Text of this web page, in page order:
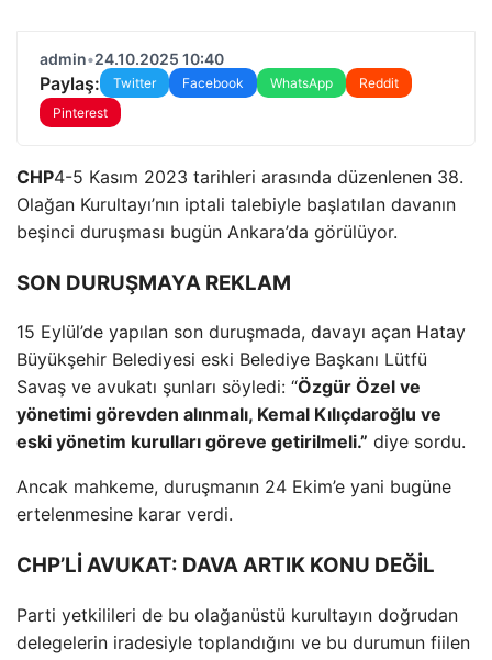
admin•24.10.2025 10:40
Paylaş: Twitter Facebook WhatsApp
Reddit
Pinterest
CHP4-5 Kasım 2023 tarihleri ​​arasında düzenlenen 38.
Olağan Kurultayı’nın iptali talebiyle başlatılan davanın
beşinci duruşması bugün Ankara’da görülüyor.
SON DURUŞMAYA REKLAM
15 Eylül’de yapılan son duruşmada, davayı açan Hatay
Büyükşehir Belediyesi eski Belediye Başkanı Lütfü
Savaş ve avukatı şunları söyledi: “Özgür Özel ve
yönetimi görevden alınmalı, Kemal Kılıçdaroğlu ve
eski yönetim kurulları göreve getirilmeli.” diye sordu.
Ancak mahkeme, duruşmanın 24 Ekim’e yani bugüne
ertelenmesine karar verdi.
CHP’Lİ AVUKAT: DAVA ARTIK KONU DEĞİL
Parti yetkilileri de bu olağanüstü kurultayın doğrudan
delegelerin iradesiyle toplandığını ve bu durumun fiilen